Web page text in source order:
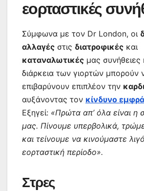
εορταστικές
Σύμφωνα με τον Dr London, οι
αλλαγές στις διατροφικές και
καταναλωτικές μας συνήθειες
διάρκεια των γιορτών μπορούν
επιβαρύνουν επιπλέον την
αυξάνοντας τον κίνδυνο
Εξηγεί: «Πρώτα απ’ όλα είναι η
μας. Πίνουμε υπερβολικά,
και τείνουμε να κινούμαστε
εορταστική περίοδο».
Στρες